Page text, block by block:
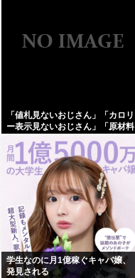
「値札見ないおじさん」「カロリ
ー表示見ないおじさん」「原材料
違うよな？
学生なのに月1億稼ぐキャバ嬢、
発見される